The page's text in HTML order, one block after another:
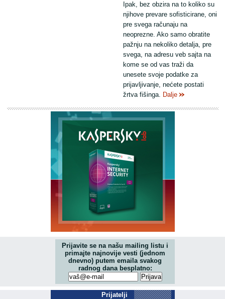
Ipak, bez obzira na to koliko su
njihove prevare sofisticirane, oni
pre svega računaju na
neoprezne. Ako samo obratite
pažnju na nekoliko detalja, pre
svega, na adresu veb sajta na
kome se od vas traži da
unesete svoje podatke za
prijavljivanje, nećete postati
žrtva fišinga. Dalje
Prijavite se na našu mailing listu i
primajte najnovije vesti (jednom
dnevno) putem emaila svakog
radnog dana besplatno:
Prijatelji